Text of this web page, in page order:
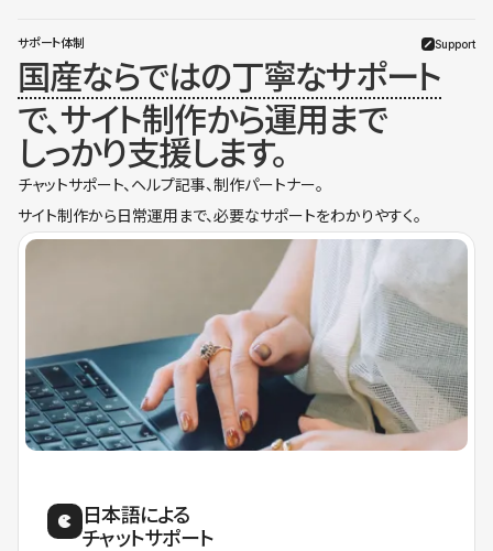
サポート体制 Support
国産ならではの丁寧なサポート
で、サイト制作から運用まで
しっかり支援します。
チャットサポート、ヘルプ記事、制作パートナー。
サイト制作から日常運用まで、必要なサポートをわかりやすく。
日本語による
チャットサポート